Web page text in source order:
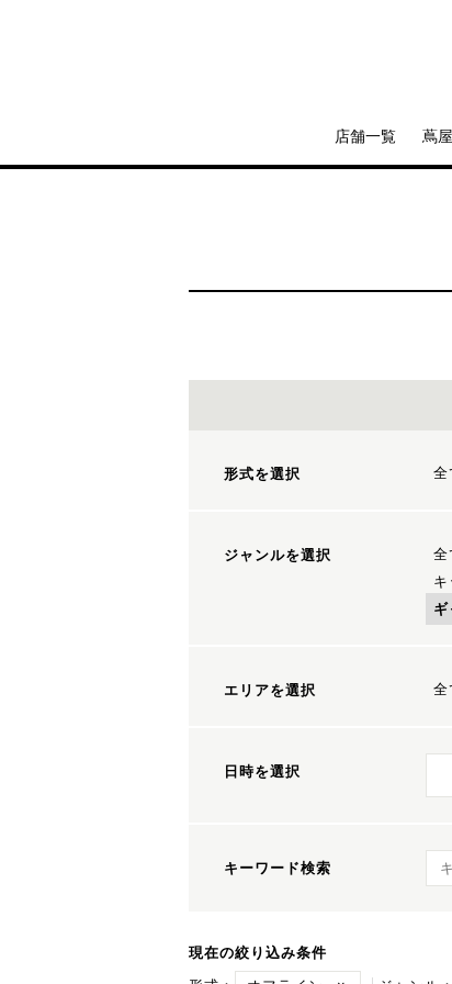
店舗一覧 蔦
形式を選択 全
ジャンルを選択 全
キ
ギ
エリアを選択 全
日時を選択
キーワード検索
現在の絞り込み条件